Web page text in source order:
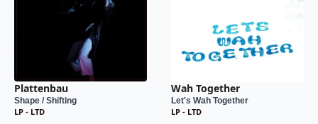
Plattenbau
Shape / Shifting
LP - LTD
Wah Together
Let's Wah Together
LP - LTD